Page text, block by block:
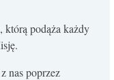
którą podąża każdy
nas poprzez